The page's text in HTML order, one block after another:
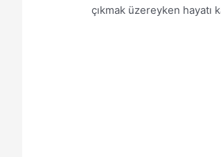
çıkmak üzereyken hayatı